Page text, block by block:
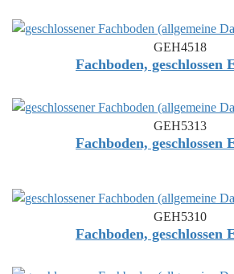
GEH4518
Fachboden, geschlossen
GEH5313
Fachboden, geschlossen
GEH5310
Fachboden, geschlossen